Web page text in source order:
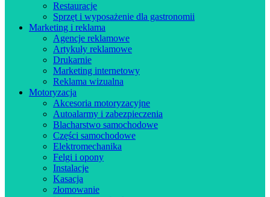
Restauracje
Sprzęt i wyposażenie dla gastronomii
Marketing i reklama
Agencje reklamowe
Artykuły reklamowe
Drukarnie
Marketing internetowy
Reklama wizualna
Motoryzacja
Akcesoria motoryzacyjne
Autoalarmy i zabezpieczenia
Blacharstwo samochodowe
Części samochodowe
Elektromechanika
Felgi i opony
Instalacje
Kasacja
złomowanie